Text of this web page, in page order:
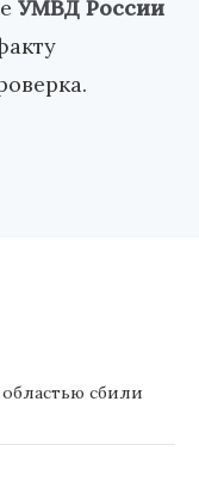
УМВД России
сбили